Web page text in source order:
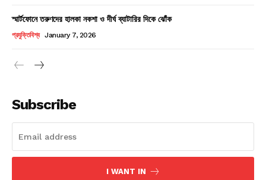
Company
About
স্মার্টফোনে তরুণদের হালকা নকশা ও দীর্ঘ ব্যাটারির দিকে ঝোঁক
প্রযুক্তিবিশ্ব January 7, 2026
Subscribe
I WANT IN